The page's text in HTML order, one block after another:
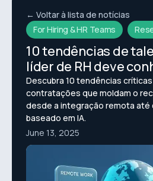
← Voltar à lista de notícias
For Hiring & HR Teams
10 tendências de
líder de RH deve
Descubra 10 tendências
contratações que moldam o
desde a integração remota até
baseado em IA.
June 13, 2025